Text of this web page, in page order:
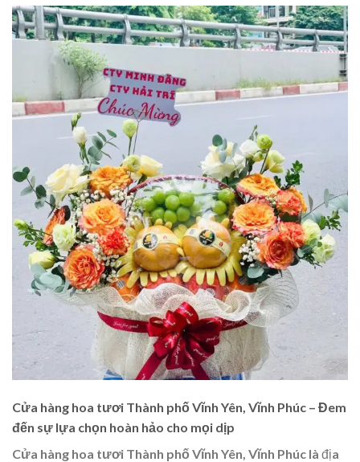
Cửa hàng hoa tươi Thành phố Vĩnh Yên, Vĩnh Phúc – Đem
đến sự lựa chọn hoàn hảo cho mọi dịp
Cửa hàng hoa tươi Thành phố Vĩnh Yên, Vĩnh Phúc là địa